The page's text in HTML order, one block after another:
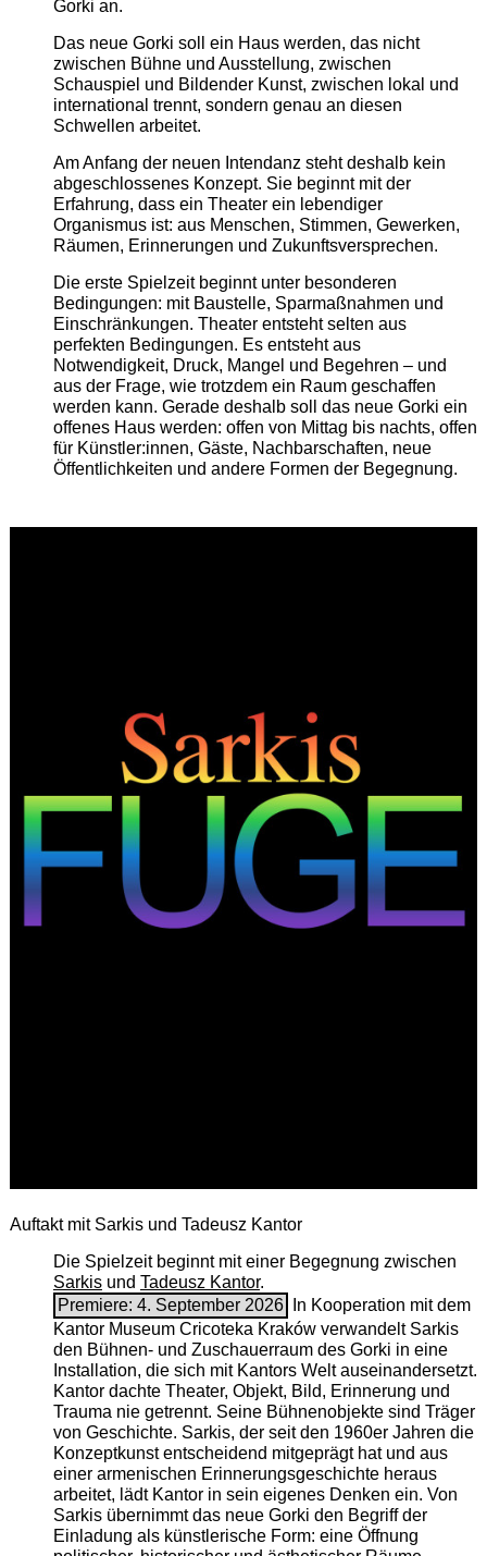
Gorki an.
Das neue Gorki soll ein Haus werden, das nicht
zwischen Bühne und Ausstellung, zwischen
Schauspiel und Bildender Kunst, zwischen lokal und
international trennt, sondern genau an diesen
Schwellen arbeitet.
Am Anfang der neuen Intendanz steht deshalb kein
abgeschlossenes Konzept. Sie beginnt mit der
Erfahrung, dass ein Theater ein lebendiger
Organismus ist: aus Menschen, Stimmen, Gewerken,
Räumen, Erinnerungen und Zukunftsversprechen.
Die erste Spielzeit beginnt unter besonderen
Bedingungen: mit Baustelle, Sparmaßnahmen und
Einschränkungen. Theater entsteht selten aus
perfekten Bedingungen. Es entsteht aus
Notwendigkeit, Druck, Mangel und Begehren – und
aus der Frage, wie trotzdem ein Raum geschaffen
werden kann. Gerade deshalb soll das neue Gorki ein
offenes Haus werden: offen von Mittag bis nachts, offen
für Künstler:innen, Gäste, Nachbarschaften, neue
Öffentlichkeiten und andere Formen der Begegnung.
Auftakt mit Sarkis und Tadeusz Kantor
Die Spielzeit beginnt mit einer Begegnung zwischen
Sarkisund Tadeusz Kantor.
Premiere: 4. September 2026
In Kooperation mit dem
Kantor Museum Cricoteka Kraków verwandelt Sarkis
den Bühnen- und Zuschauerraum des Gorki in eine
Installation, die sich mit Kantors Welt auseinandersetzt.
Kantor dachte Theater, Objekt, Bild, Erinnerung und
Trauma nie getrennt. Seine Bühnenobjekte sind Träger
von Geschichte. Sarkis, der seit den 1960er Jahren die
Konzeptkunst entscheidend mitgeprägt hat und aus
einer armenischen ­Erinnerungsgeschichte heraus
arbeitet, lädt Kantor in sein eigenes Denken ein. Von
Sarkis übernimmt das neue Gorki den Begriff der
Einladung als künstlerische Form: eine Öffnung